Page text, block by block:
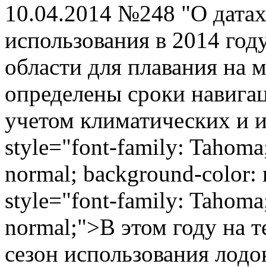
10.04.2014 №248 "О
использования в 2014
области для плавания
определены сроки
учетом климатических и
style="font-family:
normal; background-
style="font-family:
normal;">В этом году на
сезон использования